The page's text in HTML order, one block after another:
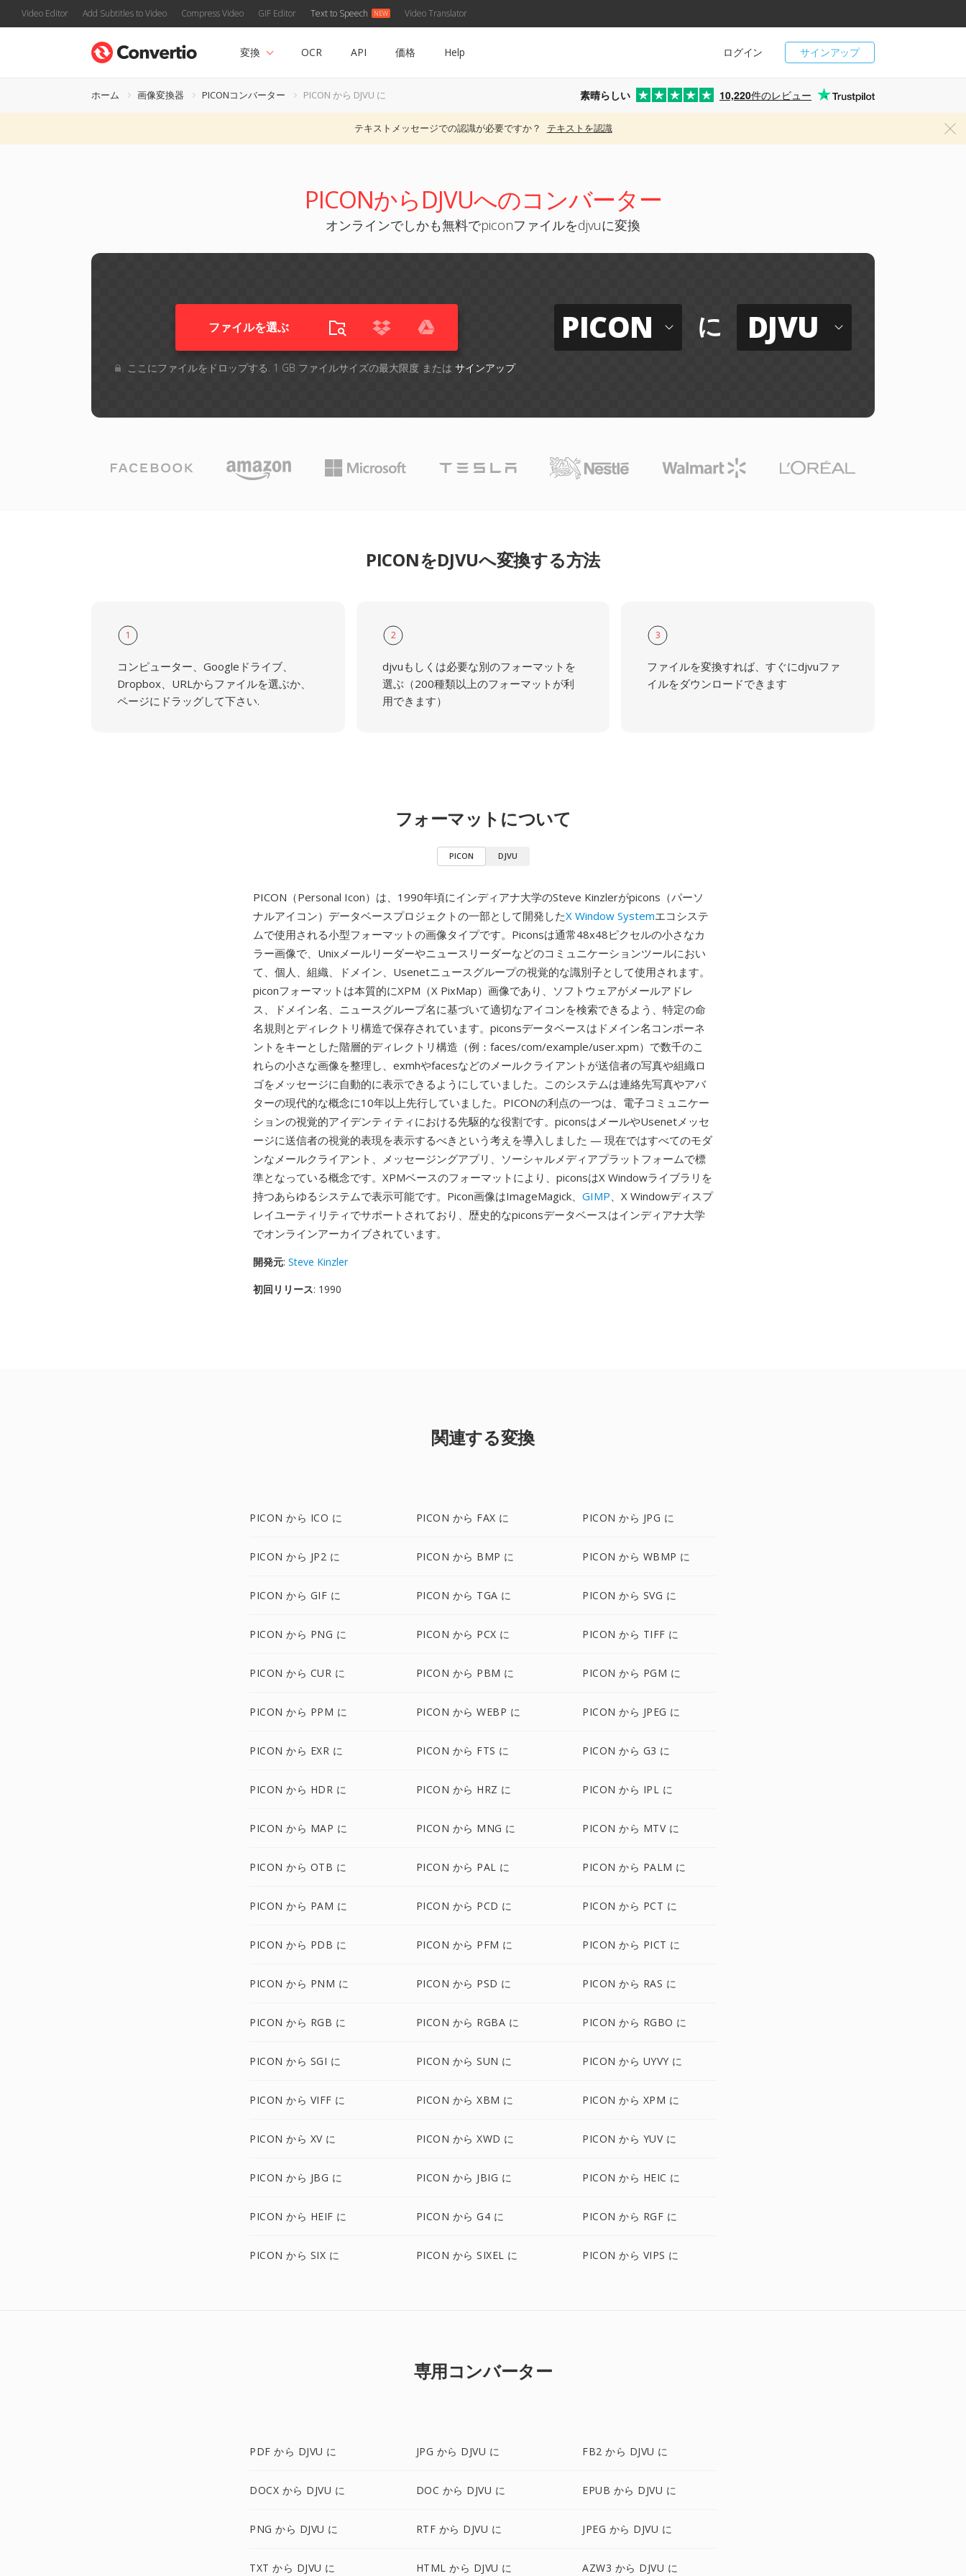
Video Editor Add Subtitles to Video Compress Video GIF Editor Text to Speech Video Translator
サインアップ
ログイン
変換 OCR API 価格 Help
ホーム 画像変換器 PICONコンバーター PICON から DJVU に 素晴らしい 10,220件のレビュー
テキストメッセージでの認識が必要ですか？ テキストを認識
PICONからDJVUへのコンバーター
オンラインでしかも無料でpiconファイルをdjvuに変換
ファイルを選ぶ
ここにファイルをドロップする. 1 GB ファイルサイズの最大限度 またはサインアップ
PICON に DJVU
PICONをDJVUへ変換する方法
1
コンピューター、Googleドライブ、
Dropbox、URLからファイルを選ぶか、
ページにドラッグして下さい.
2
djvuもしくは必要な別のフォーマットを
選ぶ（200種類以上のフォーマットが利
用できます）
3
ファイルを変換すれば、すぐにdjvuファ
イルをダウンロードできます
フォーマットについて
PICON DJVU
PICON（Personal Icon）は、1990年頃にインディアナ大学のSteve Kinzlerがpicons（パーソ
ナルアイコン）データベースプロジェクトの一部として開発したX Window Systemエコシステ
ムで使用される小型フォーマットの画像タイプです。Piconsは通常48x48ピクセルの小さなカ
ラー画像で、Unixメールリーダーやニュースリーダーなどのコミュニケーションツールにおい
て、個人、組織、ドメイン、Usenetニュースグループの視覚的な識別子として使用されます。
piconフォーマットは本質的にXPM（X PixMap）画像であり、ソフトウェアがメールアドレ
ス、ドメイン名、ニュースグループ名に基づいて適切なアイコンを検索できるよう、特定の命
名規則とディレクトリ構造で保存されています。piconsデータベースはドメイン名コンポーネ
ントをキーとした階層的ディレクトリ構造（例：faces/com/example/user.xpm）で数千のこ
れらの小さな画像を整理し、exmhやfacesなどのメールクライアントが送信者の写真や組織ロ
ゴをメッセージに自動的に表示できるようにしていました。このシステムは連絡先写真やアバ
ターの現代的な概念に10年以上先行していました。PICONの利点の一つは、電子コミュニケー
ションの視覚的アイデンティティにおける先駆的な役割です。piconsはメールやUsenetメッセ
ージに送信者の視覚的表現を表示するべきという考えを導入しました — 現在ではすべてのモダ
ンなメールクライアント、メッセージングアプリ、ソーシャルメディアプラットフォームで標
準となっている概念です。XPMベースのフォーマットにより、piconsはX Windowライブラリを
持つあらゆるシステムで表示可能です。Picon画像はImageMagick、 GIMP、X Windowディスプ
レイユーティリティでサポートされており、歴史的なpiconsデータベースはインディアナ大学
でオンラインアーカイブされています。
開発元: Steve Kinzler
初回リリース: 1990
関連する変換
PICON から ICO に PICON から FAX に PICON から JPG に
PICON から JP2 に PICON から BMP に PICON から WBMP に
PICON から GIF に PICON から TGA に PICON から SVG に
PICON から PNG に PICON から PCX に PICON から TIFF に
PICON から CUR に PICON から PBM に PICON から PGM に
PICON から PPM に PICON から WEBP に PICON から JPEG に
PICON から EXR に PICON から FTS に PICON から G3 に
PICON から HDR に PICON から HRZ に PICON から IPL に
PICON から MAP に PICON から MNG に PICON から MTV に
PICON から OTB に PICON から PAL に PICON から PALM に
PICON から PAM に PICON から PCD に PICON から PCT に
PICON から PDB に PICON から PFM に PICON から PICT に
PICON から PNM に PICON から PSD に PICON から RAS に
PICON から RGB に PICON から RGBA に PICON から RGBO に
PICON から SGI に PICON から SUN に PICON から UYVY に
PICON から VIFF に PICON から XBM に PICON から XPM に
PICON から XV に PICON から XWD に PICON から YUV に
PICON から JBG に PICON から JBIG に PICON から HEIC に
PICON から HEIF に PICON から G4 に PICON から RGF に
PICON から SIX に PICON から SIXEL に PICON から VIPS に
専用コンバーター
PDF から DJVU に JPG から DJVU に FB2 から DJVU に
DOCX から DJVU に DOC から DJVU に EPUB から DJVU に
PNG から DJVU に RTF から DJVU に JPEG から DJVU に
TXT から DJVU に HTML から DJVU に AZW3 から DJVU に